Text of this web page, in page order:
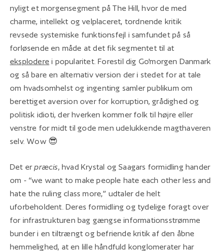
nyligt et morgensegment på The Hill, hvor de med
charme, intellekt og velplaceret, tordnende kritik
revsede systemiske funktionsfejl i samfundet på så
forløsende en måde at det fik segmentet til at
eksplodere i popularitet. Forestil dig Go'morgen Danmark
og så bare en alternativ version der i stedet for at tale
om hvadsomhelst og ingenting samler publikum om
berettiget aversion over for korruption, grådighed og
politisk idioti, der hverken kommer folk til højre eller
venstre for midt til gode men udelukkende magthaveren
selv. Wow 😎
Det erpræcis, hvad Krystal og Saagars formidling hander
om - “we want to make people hate each other less and
hate the ruling class more,” udtaler de helt
uforbeholdent. Deres formidling og tydelige foragt over
for infrastrukturen bag gængse informationsstrømme
bunder i en tiltrængt og befriende kritik af den åbne
hemmelighed, at en lille håndfuld konglomerater har